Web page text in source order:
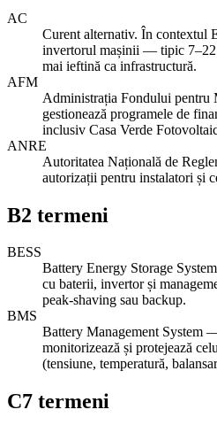
AC
Curent alternativ. În contextul
invertorul mașinii — tipic
mai ieftină ca infrastructură.
AFM
Administrația Fondului
gestionează programele de
inclusiv Casa Verde
ANRE
Autoritatea Națională de
autorizații pentru instalatori și
B2 termeni
BESS
Battery Energy Storage
cu baterii, invertor și
peak-shaving sau backup.
BMS
Battery Management System
monitorizează și protejează
(tensiune, temperatură,
C7 termeni